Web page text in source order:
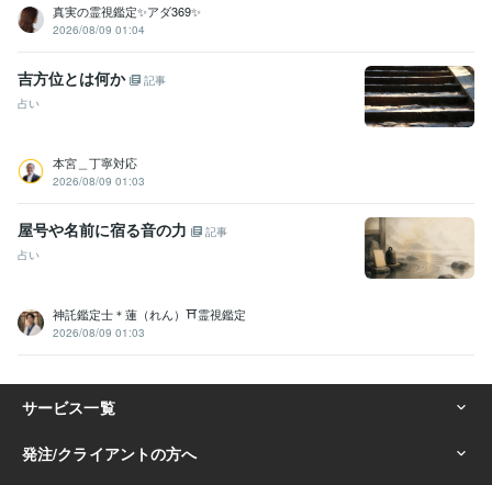
真実の霊視鑑定✨アダ369✨
2026/08/09 01:04
吉方位とは何か
記事
占い
本宮＿丁寧対応
2026/08/09 01:03
屋号や名前に宿る音の力
記事
占い
神託鑑定士＊蓮（れん）⛩️霊視鑑定
2026/08/09 01:03